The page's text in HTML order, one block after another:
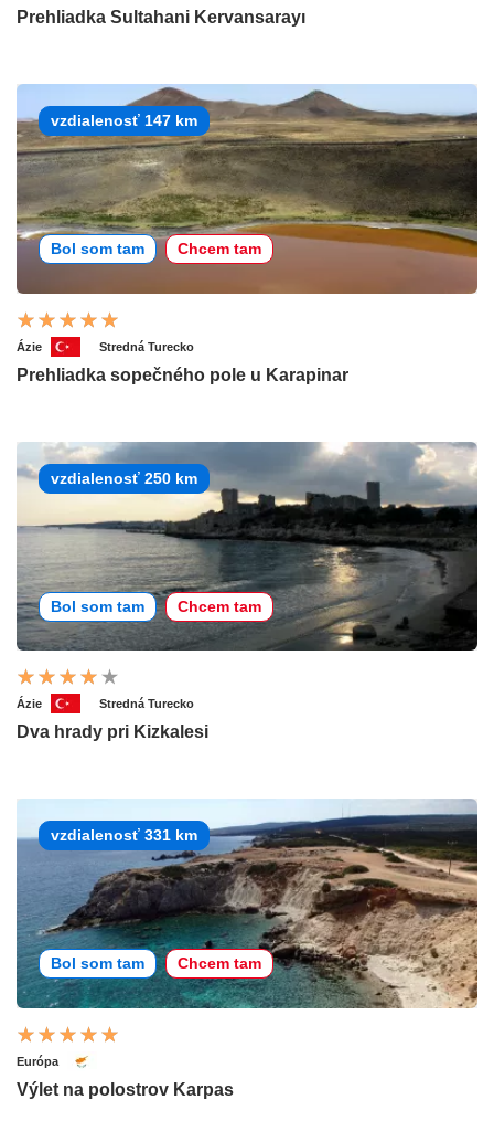
Prehliadka Sultahani Kervansarayı
vzdialenosť 147 km
Bol som tam Chcem tam
Ázie Stredná Turecko
Prehliadka sopečného pole u Karapinar
vzdialenosť 250 km
Bol som tam Chcem tam
Ázie Stredná Turecko
Dva hrady pri Kizkalesi
vzdialenosť 331 km
Bol som tam Chcem tam
Európa
Výlet na polostrov Karpas